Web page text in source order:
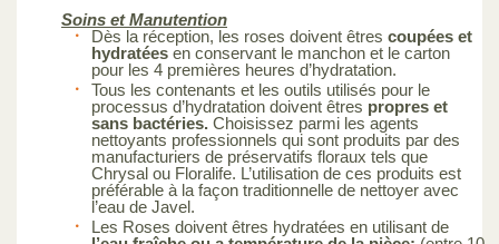
Soins et Manutention
Dès la réception, les roses doivent êtres coupées et
hydratées en conservant le manchon et le carton
pour les 4 premières heures d’hydratation.
Tous les contenants et les outils utilisés pour le
processus d’hydratation doivent êtres propres et
sans bactéries. Choisissez parmi les agents
nettoyants professionnels qui sont produits par des
manufacturiers de préservatifs floraux tels que
Chrysal ou Floralife. L’utilisation de ces produits est
préférable à la façon traditionnelle de nettoyer avec
l’eau de Javel.
Les Roses doivent êtres hydratées en utilisant de